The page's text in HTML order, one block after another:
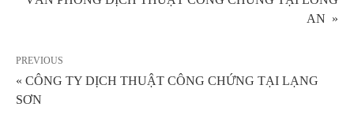
AN »
PREVIOUS
« CÔNG TY DỊCH THUẬT CÔNG CHỨNG TẠI LẠNG
SƠN